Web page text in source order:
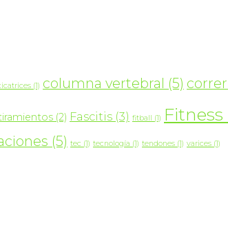
(1) columna vertebral (5) correr
(2) Fascitis (3) fitball (1) Fitness
(5) tec (1) tecnología (1) tendones (1) varices (1)